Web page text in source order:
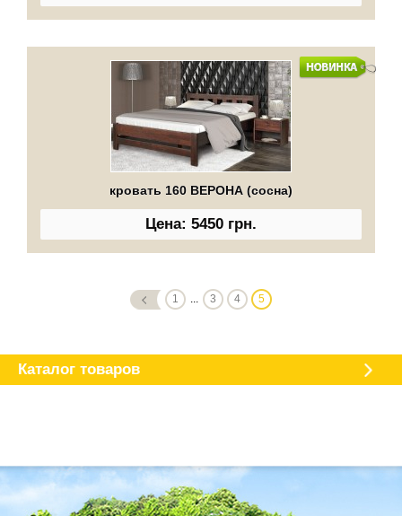
кровать 160 ВЕРОНА (сосна)
Цена: 5450 грн.
1 3 4 5
Каталог товаров